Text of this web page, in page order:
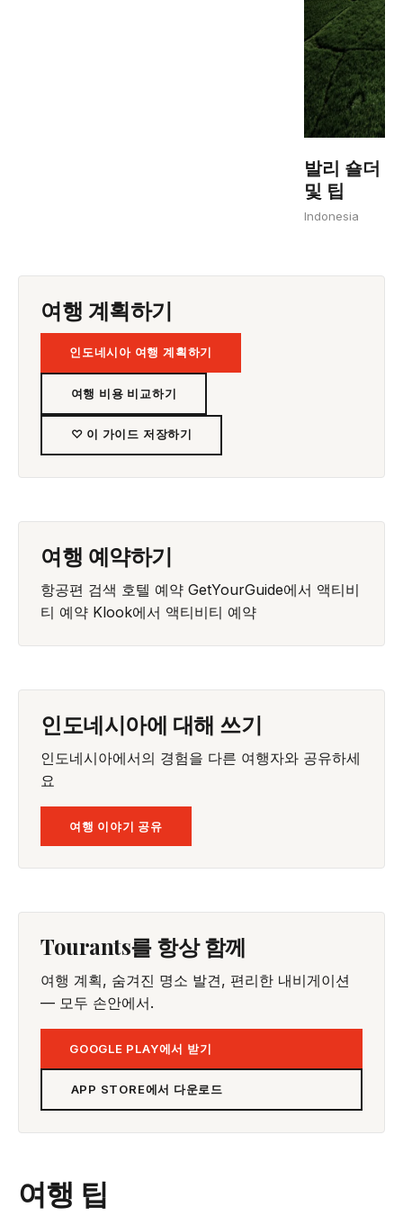
발리 숄더
및 팁
Indonesia
여행 계획하기
인도네시아 여행 계획하기
여행 비용 비교하기
♡ 이 가이드 저장하기
여행 예약하기
항공편 검색 호텔 예약 GetYourGuide에서 액티비
티 예약 Klook에서 액티비티 예약
인도네시아에 대해 쓰기
인도네시아에서의 경험을 다른 여행자와 공유하세
요
여행 이야기 공유
Tourants를 항상 함께
여행 계획, 숨겨진 명소 발견, 편리한 내비게이션
— 모두 손안에서.
GOOGLE PLAY에서 받기
APP STORE에서 다운로드
여행 팁